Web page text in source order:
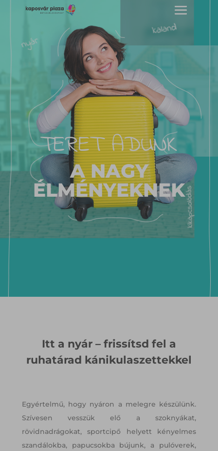
TERET ADUNK
A NAGY
ÉLMÉNYEKNEK
Itt a nyár – frissítsd fel a
ruhatárad kánikulaszettekkel
Egyértelmű, hogy nyáron a melegre készülünk.
Szívesen vesszük elő a szoknyákat,
rövidnadrágokat, sportcipő helyett kényelmes
szandálokba, papucsokba bújunk, a pulóverek,